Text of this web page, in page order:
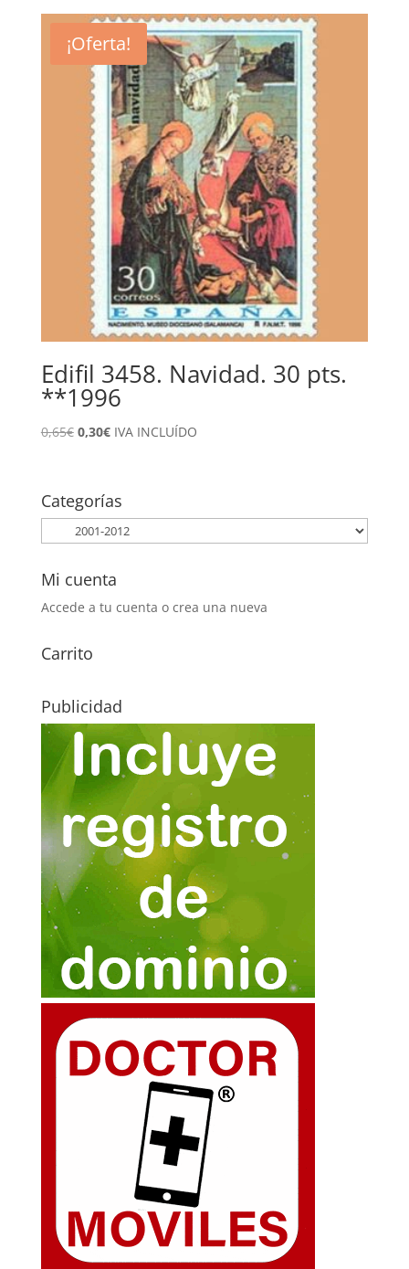
era:
0,55€.
es:
0,20€.
¡Oferta!
Edifil 3458. Navidad. 30 pts.
**1996
0,65€ El
0,65€.
0,30€El
0,30€.
IVA INCLUÍDO
Categorías
Mi cuenta
Accede a tu cuenta o crea una nueva
Carrito
Publicidad